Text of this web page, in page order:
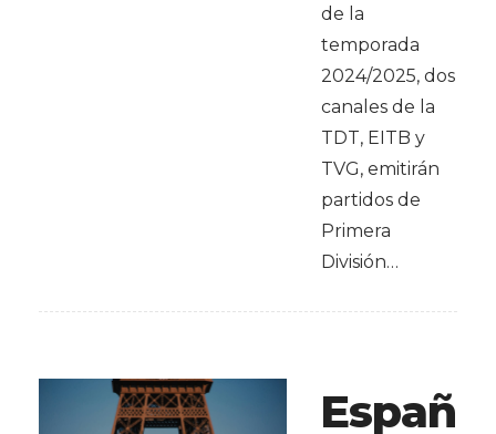
de la
temporada
2024/2025, dos
canales de la
TDT, EITB y
TVG, emitirán
partidos de
Primera
División…
Españ